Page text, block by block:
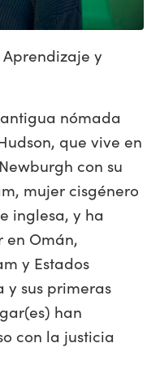
y
nómada
que vive en
con su
mujer cisgénero
inglesa, y ha
Omán,
y Estados
y sus primeras
han
con la justicia